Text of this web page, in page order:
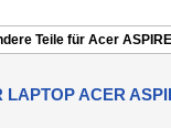
Teile für Acer
LAPTOP ACER